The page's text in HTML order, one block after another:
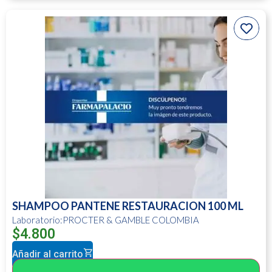
SHAMPOO PANTENE RESTAURACION 100 ML
Laboratorio:PROCTER & GAMBLE COLOMBIA
$4.800
Añadir al carrito